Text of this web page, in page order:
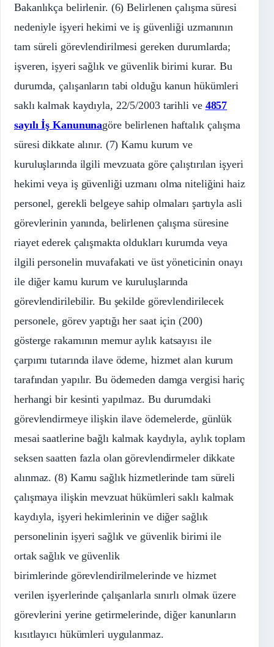
Bakanlıkça belirlenir. (6) Belirlenen çalışma süresi
nedeniyle işyeri hekimi ve iş güvenliği uzmanının
tam süreli görevlendirilmesi gereken durumlarda;
işveren, işyeri sağlık ve güvenlik birimi kurar. Bu
durumda, çalışanların tabi olduğu kanun hükümleri
saklı kalmak kaydıyla, 22/5/2003 tarihli ve 4857
sayılı İş Kanununagöre belirlenen haftalık çalışma
süresi dikkate alınır. (7) Kamu kurum ve
kuruluşlarında ilgili mevzuata göre çalıştırılan işyeri
hekimi veya iş güvenliği uzmanı olma niteliğini haiz
personel, gerekli belgeye sahip olmaları şartıyla asli
görevlerinin yanında, belirlenen çalışma süresine
riayet ederek çalışmakta oldukları kurumda veya
ilgili personelin muvafakati ve üst yöneticinin onayı
ile diğer kamu kurum ve kuruluşlarında
görevlendirilebilir. Bu şekilde görevlendirilecek
personele, görev yaptığı her saat için (200)
gösterge rakamının memur aylık katsayısı ile
çarpımı tutarında ilave ödeme, hizmet alan kurum
tarafından yapılır. Bu ödemeden damga vergisi hariç
herhangi bir kesinti yapılmaz. Bu durumdaki
görevlendirmeye ilişkin ilave ödemelerde, günlük
mesai saatlerine bağlı kalmak kaydıyla, aylık toplam
seksen saatten fazla olan görevlendirmeler dikkate
alınmaz. (8) Kamu sağlık hizmetlerinde tam süreli
çalışmaya ilişkin mevzuat hükümleri saklı kalmak
kaydıyla, işyeri hekimlerinin ve diğer sağlık
personelinin işyeri sağlık ve güvenlik birimi ile
ortak sağlık ve güvenlik
birimlerinde görevlendirilmelerinde ve hizmet
verilen işyerlerinde çalışanlarla sınırlı olmak üzere
görevlerini yerine getirmelerinde, diğer kanunların
kısıtlayıcı hükümleri uygulanmaz.